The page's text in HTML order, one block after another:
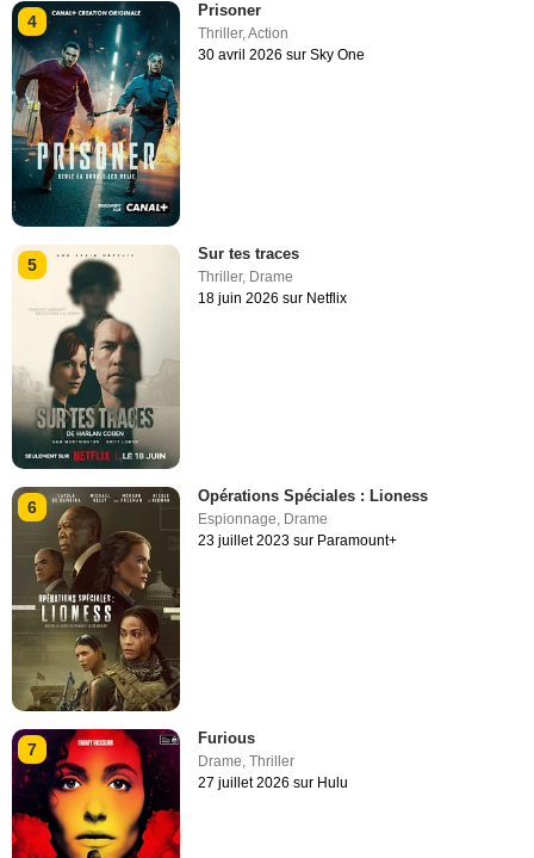
4
Prisoner
Thriller,Action
30 avril 2026 sur Sky One
5
Sur tes traces
Thriller, Drame
18 juin 2026 sur Netflix
6
Opérations Spéciales : Lioness
Espionnage, Drame
23 juillet 2023 sur Paramount+
7
Furious
Drame,Thriller
27 juillet 2026 sur Hulu